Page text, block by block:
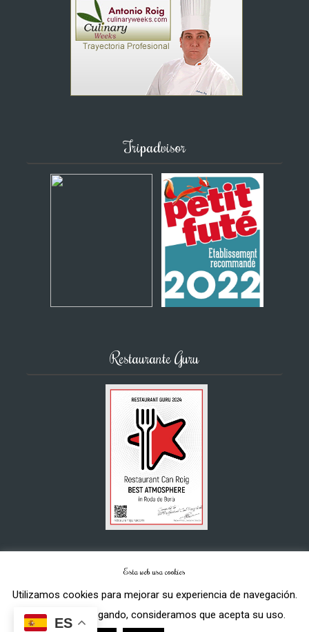
Tripadvisor
Restaurante Guru
Aviso legal|Ventas y cancelación|Política de privacidad|Política de cookies
Restaurante Can Roig © 2026
Desarrollado poreuropeART
Esta web usa cookies
Utilizamos cookies para mejorar su experiencia de navegación.
Si continua navegando, consideramos que acepta su uso.
ES